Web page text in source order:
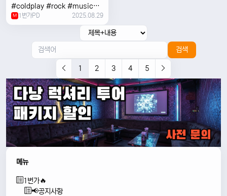
#coldplay #rock #music
#concert
M 1번가PD 2025.08.29
검색
1 2 3 4 5
메뉴
1번가🔥
📢공지사항